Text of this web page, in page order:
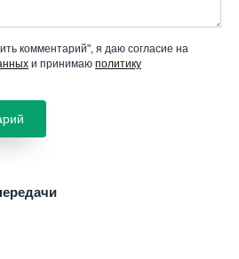
комментарий", я даю согласие на
и принимаю политику